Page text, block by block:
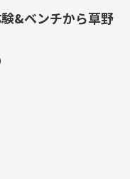
&ベンチから草野